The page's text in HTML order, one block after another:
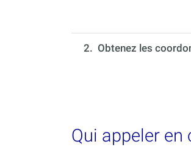
2. Obtenez les
Qui appeler en